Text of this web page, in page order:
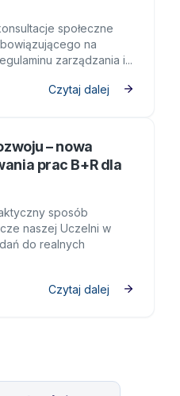
społeczne
na
zarządzania i...
Czytaj dalej
– nowa
prac B+R dla
sposób
naszej Uczelni w
do realnych
Czytaj dalej